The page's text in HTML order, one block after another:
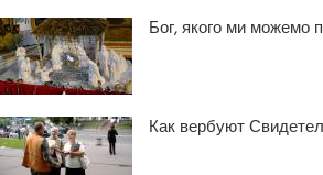
Бог, якого ми можемо
Как вербуют